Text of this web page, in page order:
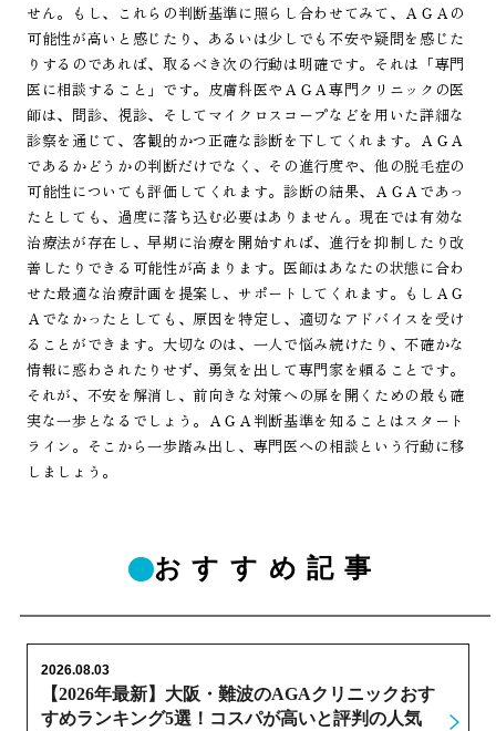
せん。もし、これらの判断基準に照らし合わせてみて、ＡＧＡの
可能性が高いと感じたり、あるいは少しでも不安や疑問を感じた
りするのであれば、取るべき次の行動は明確です。それは「専門
医に相談すること」です。皮膚科医やＡＧＡ専門クリニックの医
師は、問診、視診、そしてマイクロスコープなどを用いた詳細な
診察を通じて、客観的かつ正確な診断を下してくれます。ＡＧＡ
であるかどうかの判断だけでなく、その進行度や、他の脱毛症の
可能性についても評価してくれます。診断の結果、ＡＧＡであっ
たとしても、過度に落ち込む必要はありません。現在では有効な
治療法が存在し、早期に治療を開始すれば、進行を抑制したり改
善したりできる可能性が高まります。医師はあなたの状態に合わ
せた最適な治療計画を提案し、サポートしてくれます。もしＡＧ
Ａでなかったとしても、原因を特定し、適切なアドバイスを受け
ることができます。大切なのは、一人で悩み続けたり、不確かな
情報に惑わされたりせず、勇気を出して専門家を頼ることです。
それが、不安を解消し、前向きな対策への扉を開くための最も確
実な一歩となるでしょう。ＡＧＡ判断基準を知ることはスタート
ライン。そこから一歩踏み出し、専門医への相談という行動に移
しましょう。
おすすめ記事
【2026年最新】大阪・難波のAGAクリニックおす
すめランキング5選！コスパが高いと評判の人気
2026.08.03